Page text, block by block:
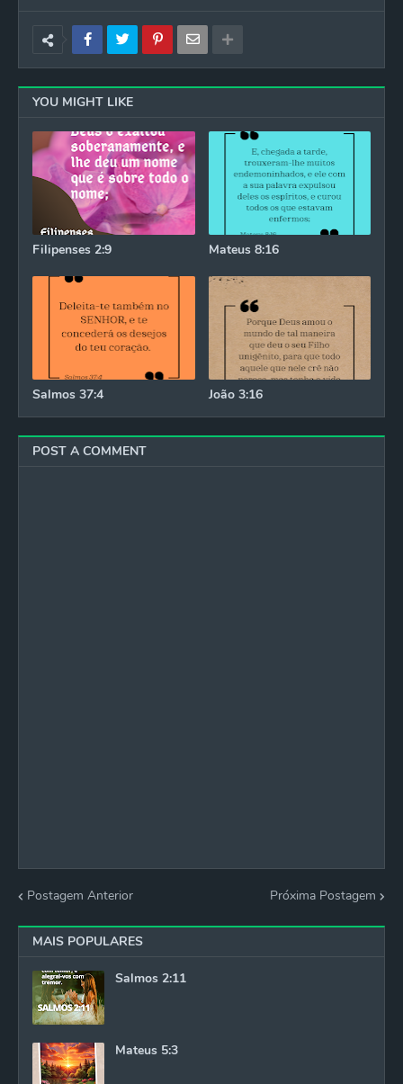
YOU MIGHT LIKE
Filipenses 2:9 Mateus 8:16
Salmos 37:4 João 3:16
POST A COMMENT
Postagem Anterior Próxima Postagem
MAIS POPULARES
Salmos 2:11
Mateus 5:3